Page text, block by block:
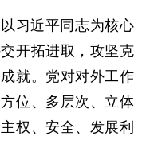
习近平同志为核心
开拓进取，攻坚克
就。党对对外工作
位、多层次、立体
权、安全、发展利